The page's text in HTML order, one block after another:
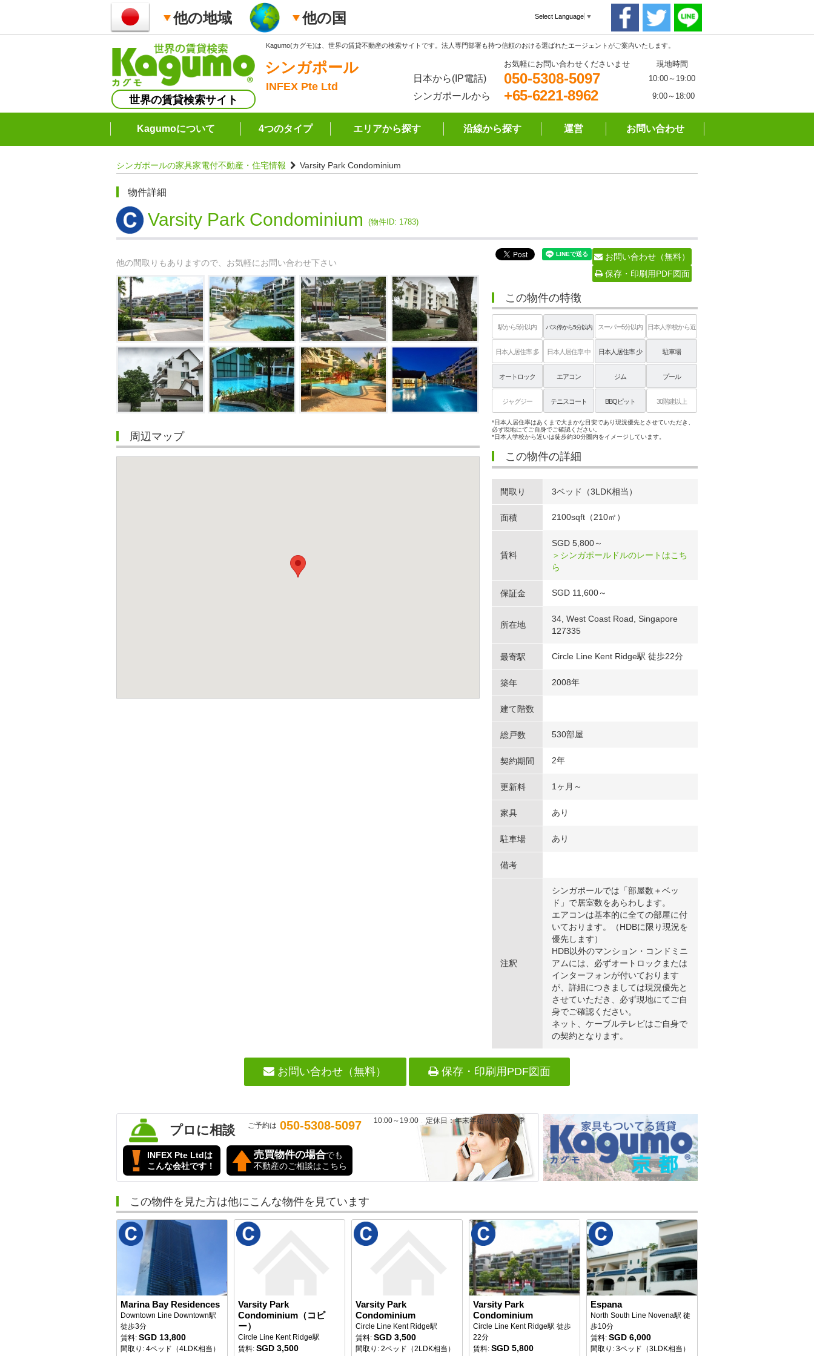
他の地域 他の国 Select Language ▼
世界の賃貸検索サイト
Kagumo(カグモ)は、世界の賃貸不動産の検索サイトです。法人専門部署も持つ信頼のおける選ばれたエージェントがご案内いたします。
シンガポール
INFEX Pte Ltd
日本から(IP電話)
シンガポールから
お気軽にお問い合わせくださいませ
050-5308-5097
+65-6221-8962
現地時間
10:00～19:00
9:00～18:00
Kagumoについて 4つのタイプ エリアから探す 沿線から探す 運営 お問い合わせ
シンガポールの家具家電付不動産・住宅情報 Varsity Park Condominium
物件詳細
Varsity Park Condominium (物件ID: 1783)
他の間取りもありますので、お気軽にお問い合わせ下さい
周辺マップ
お問い合わせ（無料）
保存・印刷用PDF図面
この物件の特徴
駅から5分以内 バス停から5分以内 スーパー5分以内 日本人学校から近
い
日本人居住率 多 日本人居住率 中 日本人居住率 少 駐車場
オートロック エアコン ジム プール
ジャグジー テニスコート BBQピット 30階建以上
*日本人居住率はあくまで大まかな目安であり現況優先とさせていただき、
必ず現地にてご自身でご確認ください。
*日本人学校から近いは徒歩約30分圏内をイメージしています。
この物件の詳細
間取り 3ベッド（3LDK相当）
面積 2100sqft（210㎡）
賃料
SGD 5,800～
＞シンガポールドルのレートはこち
ら
保証金 SGD 11,600～
所在地
34, West Coast Road, Singapore
127335
最寄駅 Circle Line Kent Ridge駅 徒歩22分
築年 2008年
建て階数
総戸数 530部屋
契約期間 2年
更新料 1ヶ月～
家具 あり
駐車場 あり
備考
注釈
シンガポールでは「部屋数＋ベッ
ド」で居室数をあらわします。
エアコンは基本的に全ての部屋に付
いております。（HDBに限り現況を
優先します）
HDB以外のマンション・コンドミニ
アムには、必ずオートロックまたは
インターフォンが付いております
が、詳細につきましては現況優先と
させていただき、必ず現地にてご自
身でご確認ください。
ネット、ケーブルテレビはご自身で
の契約となります。
お問い合わせ（無料） 保存・印刷用PDF図面
プロに相談 ご予約は 050-5308-5097 10:00～19:00 定休日：年末年始・GW・夏季
INFEX Pte Ltdは
こんな会社です！
売買物件の場合でも
不動産のご相談はこちら
この物件を見た方は他にこんな物件を見ています
Marina Bay Residences
Downtown Line Downtown駅
徒歩3分
賃料: SGD 13,800
間取り: 4ベッド（4LDK相当）
Varsity Park
Condominium（コピ
ー）
Circle Line Kent Ridge駅
賃料: SGD 3,500
Varsity Park
Condominium
Circle Line Kent Ridge駅
賃料: SGD 3,500
間取り: 2ベッド（2LDK相当）
Varsity Park
Condominium
Circle Line Kent Ridge駅 徒歩
22分
賃料: SGD 5,800
Espana
North South Line Novena駅 徒
歩10分
賃料: SGD 6,000
間取り: 3ベッド（3LDK相当）